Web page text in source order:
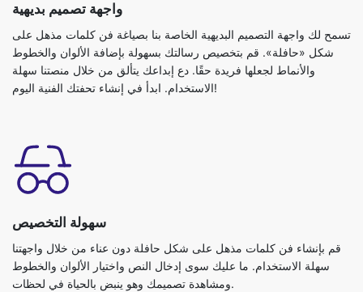
واجهة تصميم بديهية
تسمح لك واجهة التصميم البديهية الخاصة بنا بصياغة فن كلمات مذهل على
شكل «حافلة». قم بتخصيص رسالتك بسهولة بإضافة الألوان والخطوط
والأنماط لجعلها فريدة حقًا. دع إبداعك يتألق من خلال منصتنا سهلة
الاستخدام. ابدأ في إنشاء تحفتك الفنية اليوم!
سهولة التخصيص
قم بإنشاء فن كلمات مذهل على شكل حافلة دون عناء من خلال واجهتنا
سهلة الاستخدام. ما عليك سوى إدخال النص واختيار الألوان والخطوط
ومشاهدة تصميمك وهو ينبض بالحياة في لحظات.